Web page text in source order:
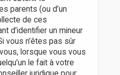
parents (ou d’un
de ces
d’identifier un mineur
vous n’êtes pas sûr
lorsque vous vous
le fait à votre